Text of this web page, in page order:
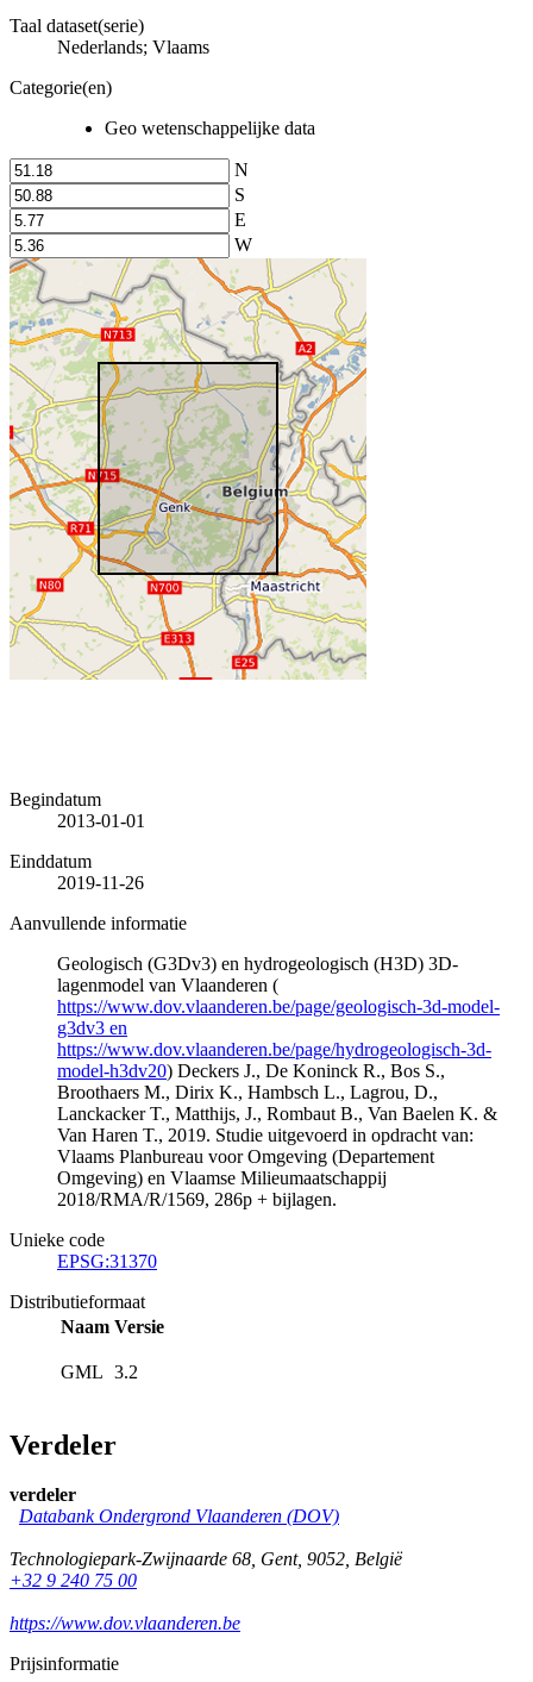
Taal dataset(serie)
Nederlands; Vlaams
Categorie(en)
Geo wetenschappelijke data
N
S
E
W
Begindatum
2013-01-01
Einddatum
2019-11-26
Aanvullende informatie
Geologisch (G3Dv3) en hydrogeologisch (H3D) 3D-
lagenmodel van Vlaanderen (
https://www.dov.vlaanderen.be/page/geologisch-3d-model-
g3dv3 en
https://www.dov.vlaanderen.be/page/hydrogeologisch-3d-
model-h3dv20) Deckers J., De Koninck R., Bos S.,
Broothaers M., Dirix K., Hambsch L., Lagrou, D.,
Lanckacker T., Matthijs, J., Rombaut B., Van Baelen K. &
Van Haren T., 2019. Studie uitgevoerd in opdracht van:
Vlaams Planbureau voor Omgeving (Departement
Omgeving) en Vlaamse Milieumaatschappij
2018/RMA/R/1569, 286p + bijlagen.
Unieke code
EPSG:31370
Distributieformaat
Naam Versie
GML 3.2
Verdeler
verdeler
Databank Ondergrond Vlaanderen (DOV)
Technologiepark-Zwijnaarde 68, Gent, 9052, België
+32 9 240 75 00
https://www.dov.vlaanderen.be
Prijsinformatie